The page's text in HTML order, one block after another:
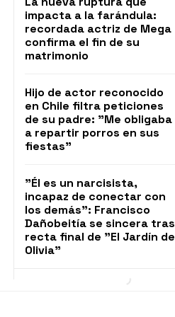
impacta a la farándula:
recordada actriz de Mega
confirma el fin de su
matrimonio
Hijo de actor reconocido
en Chile filtra peticiones
de su padre: "Me obligaba
a repartir porros en sus
fiestas"
"Él es un narcisista,
incapaz de conectar con
los demás": Francisco
Dañobeitía se sincera tras
recta final de "El Jardín de
Olivia"